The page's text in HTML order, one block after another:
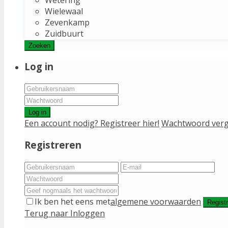
Wielewaal
Zevenkamp
Zuidbuurt
Zoeken
Log in
Log in
Een account nodig? Registreer hier! Wachtwoord
Registreren
Ik ben het eens metalgemene voorwaarden
Terug naar Inloggen